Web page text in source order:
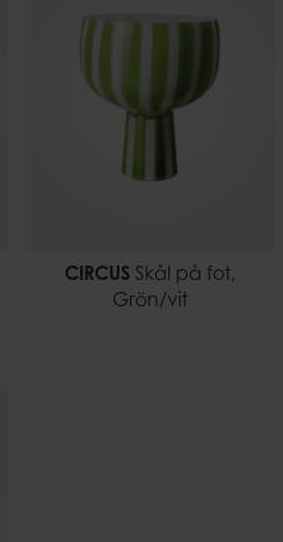
CIRCUSSkål på fot,
Grön/vit